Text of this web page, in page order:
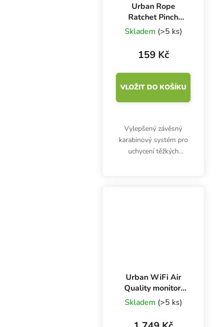
Urban Rope
Ratchet Pinch
PRO, 2 ks, nosnost
68 kg
Skladem (>5 ks)
159 Kč
VLOŽIT DO KOŠÍKU
Vylepšený závěsný
karabinový systém pro
uchycení těžkých
Urban WiFi Air
Quality monitor,
CO2 metr
Skladem (>5 ks)